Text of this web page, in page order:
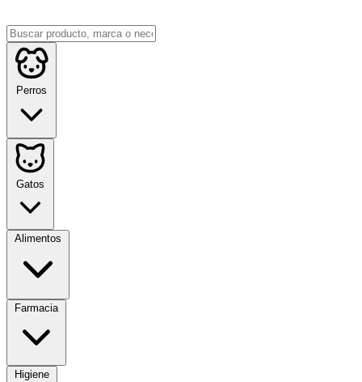
Perros
Gatos
Alimentos
Farmacia
Higiene